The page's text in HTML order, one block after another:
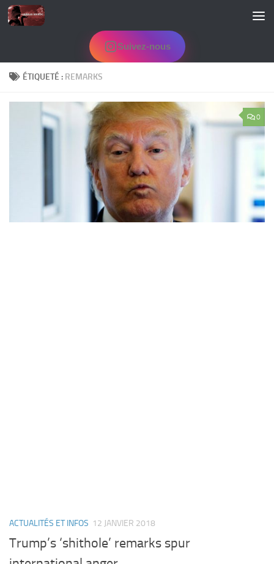
Skip to content
Suivez-nous
ÉTIQUETÉ : REMARKS
0
ACTUALITÉS ET INFOS 12 JANVIER 2018
Trump’s ‘shithole’ remarks spur